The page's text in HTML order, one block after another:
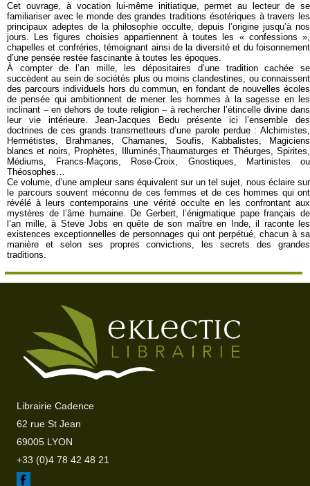
Cet ouvrage, à vocation lui-même initiatique, permet au lecteur de se
familiariser avec le monde des grandes traditions ésotériques à travers les
principaux adeptes de la philosophie occulte, depuis l’origine jusqu’à nos
jours. Les figures choisies appartiennent à toutes les « confessions »,
chapelles et confréries, témoignant ainsi de la diversité et du foisonnement
d’une pensée restée fascinante à toutes les époques.
À compter de l’an mille, les dépositaires d’une tradition cachée se
succèdent au sein de sociétés plus ou moins clandestines, ou connaissent
des parcours individuels hors du commun, en fondant de nouvelles écoles
de pensée qui ambitionnent de mener les hommes à la sagesse en les
inclinant – en dehors de toute religion – à rechercher l’étincelle divine dans
leur vie intérieure. Jean-Jacques Bedu présente ici l’ensemble des
doctrines de ces grands transmetteurs d’une parole perdue : Alchimistes,
Hermétistes, Brahmanes, Chamanes, Soufis, Kabbalistes, Magiciens
blancs et noirs, Prophètes, Illuminés,Thaumaturges et Théurges, Spirites,
Médiums, Francs-Maçons, Rose-Croix, Gnostiques, Martinistes ou
Théosophes…
Ce volume, d’une ampleur sans équivalent sur un tel sujet, nous éclaire sur
le parcours souvent méconnu de ces femmes et de ces hommes qui ont
révélé à leurs contemporains une vérité occulte en les confrontant aux
mystères de l’âme humaine. De Gerbert, l’énigmatique pape français de
l’an mille, à Steve Jobs en quête de son maître en Inde, il raconte les
existences exceptionnelles de personnages qui ont perpétué, chacun à sa
manière et selon ses propres convictions, les secrets des grandes
traditions.
Librairie Cadence
62 rue St Jean
69005 LYON
+33 (0)4 78 42 48 21